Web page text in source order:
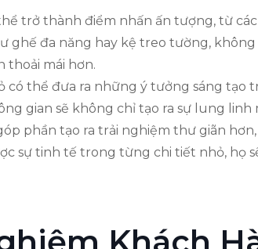
trở thành điểm nhấn ấn tượng, từ
ghế đa năng hay kệ treo tường,
thoải mái hơn.
có thể đưa ra những ý tưởng sáng tạo
gian sẽ không chỉ tạo ra sự lung
phần tạo ra trải nghiệm thư giãn
sự tinh tế trong từng chi tiết nhỏ, họ